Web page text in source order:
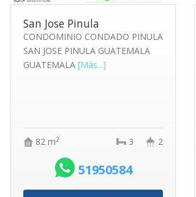
San Jose Pinula
CONDOMINIO CONDADO PINULA
SAN JOSE PINULA GUATEMALA
GUATEMALA [Más...]
82 m2 2
3
51950584